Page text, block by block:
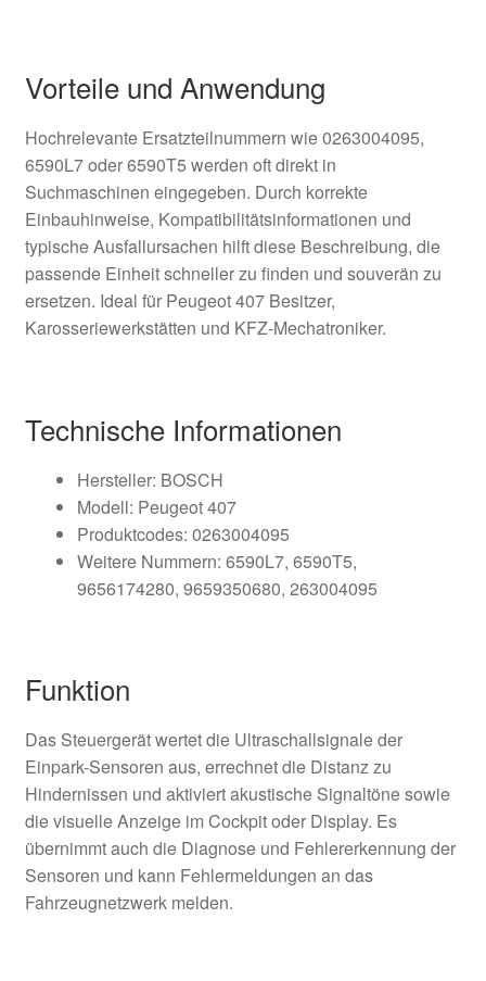
Vorteile und Anwendung
Hochrelevante Ersatzteilnummern wie 0263004095,
6590L7 oder 6590T5 werden oft direkt in
Suchmaschinen eingegeben. Durch korrekte
Einbauhinweise, Kompatibilitätsinformationen und
typische Ausfallursachen hilft diese Beschreibung, die
passende Einheit schneller zu finden und souverän zu
ersetzen. Ideal für Peugeot 407 Besitzer,
Karosseriewerkstätten und KFZ-Mechatroniker.
Technische Informationen
Hersteller: BOSCH
Modell: Peugeot 407
Produktcodes: 0263004095
Weitere Nummern: 6590L7, 6590T5,
9656174280, 9659350680, 263004095
Funktion
Das Steuergerät wertet die Ultraschallsignale der
Einpark-Sensoren aus, errechnet die Distanz zu
Hindernissen und aktiviert akustische Signaltöne sowie
die visuelle Anzeige im Cockpit oder Display. Es
übernimmt auch die Diagnose und Fehlererkennung der
Sensoren und kann Fehlermeldungen an das
Fahrzeugnetzwerk melden.